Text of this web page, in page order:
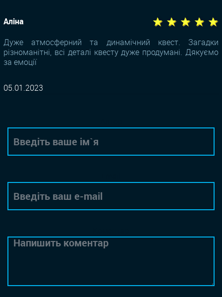
Аліна ★ ★ ★ ★ ★
Дуже атмосферний та динамічний квест. Загадки
різноманітні, всі деталі квесту дуже продумані. Дякуємо
за емоції
05.01.2023